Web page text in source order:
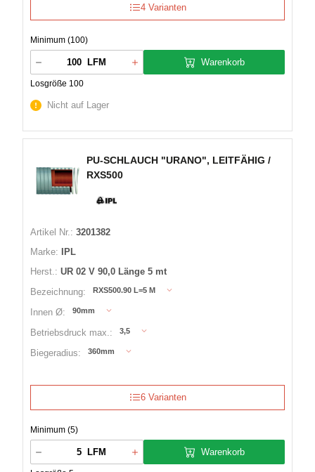
4 Varianten
Minimum (100)
LFM
Losgröße 100
Warenkorb
Nicht auf Lager
PU-SCHLAUCH "URANO", LEITFÄHIG /
RXS500
Artikel Nr.: 3201382
Marke:
IPL
Herst.: UR 02 V 90,0 Länge 5 mt
Bezeichnung:
RXS500.90 L=5 M
Innen Ø: 90mm
Betriebsdruck max.: 3,5
Biegeradius: 360mm
6 Varianten
Minimum (5)
LFM Warenkorb